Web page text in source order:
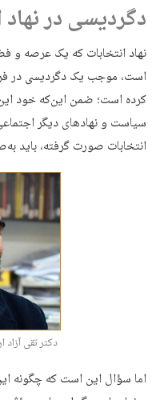
دگردیسی در نهاد
نهاد انتخابات که یک عرصه
است، موجب یک دگردیسی در
کرده است؛ ضمن این‌که خود
سیاست و نهادهای دیگر
انتخابات صورت گرفته، باید
دکتر تقی آزاد
اما سؤال این است که چگونه